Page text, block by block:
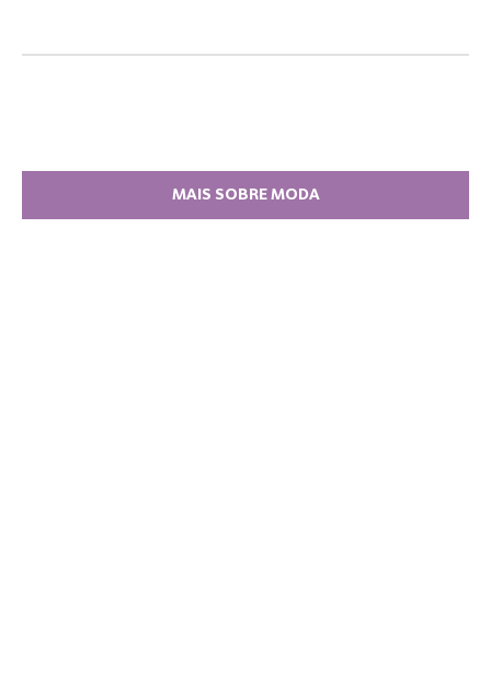
MAIS SOBRE MODA